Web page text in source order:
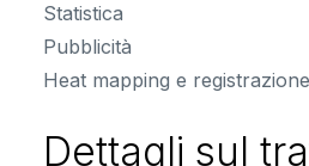
Statistica
Pubblicità
Heat mapping e
Dettagli sul